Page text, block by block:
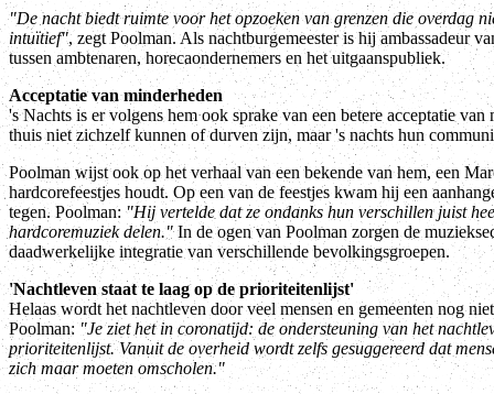
"De nacht biedt ruimte voor het opzoeken van grenzen die overdag
intuïtief", zegt Poolman. Als nachtburgemeester is hij ambassadeur
tussen ambtenaren, horecaondernemers en het uitgaanspubliek.
Acceptatie van minderheden
's Nachts is er volgens hem ook sprake van een betere acceptatie
thuis niet zichzelf kunnen of durven zijn, maar 's nachts hun
Poolman wijst ook op het verhaal van een bekende van hem, een
hardcorefeestjes houdt. Op een van de feestjes kwam hij een
tegen. Poolman: "Hij vertelde dat ze ondanks hun verschillen juist
hardcoremuziek delen."In de ogen van Poolman zorgen de
daadwerkelijke integratie van verschillende bevolkingsgroepen.
'Nachtleven staat te laag op de prioriteitenlijst'
Helaas wordt het nachtleven door veel mensen en gemeenten nog
Poolman:"Je ziet het in coronatijd: de ondersteuning van het
prioriteitenlijst. Vanuit de overheid wordt zelfs gesuggereerd dat
zich maar moeten omscholen."